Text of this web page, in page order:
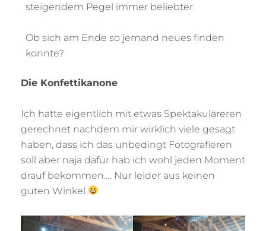
steigendem Pegel immer beliebter.
Ob sich am Ende so jemand neues finden
konnte?
Die Konfettikanone
Ich hatte eigentlich mit etwas Spektakuläreren
gerechnet nachdem mir wirklich viele gesagt
haben, dass ich das unbedingt Fotografieren
soll aber naja dafür hab ich wohl jeden Moment
drauf bekommen…. Nur leider aus keinen
guten Winkel